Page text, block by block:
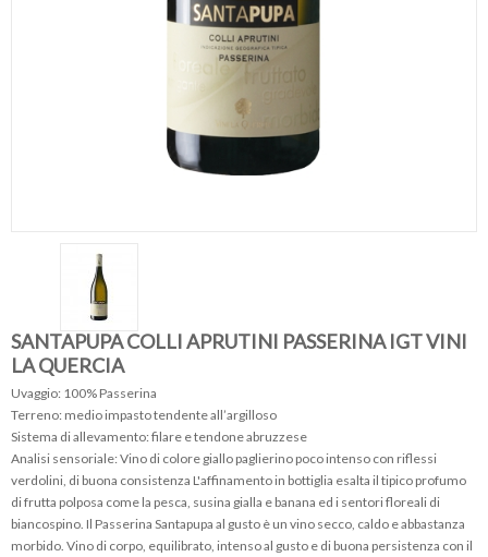
SANTAPUPA COLLI APRUTINI PASSERINA IGT VINI
LA QUERCIA
Uvaggio: 100% Passerina
Terreno: medio impasto tendente all’argilloso
Sistema di allevamento: filare e tendone abruzzese
Analisi sensoriale: Vino di colore giallo paglierino poco intenso con riflessi
verdolini, di buona consistenza L'affinamento in bottiglia esalta il tipico profumo
di frutta polposa come la pesca, susina gialla e banana ed i sentori floreali di
biancospino. Il Passerina Santapupa al gusto è un vino secco, caldo e abbastanza
morbido. Vino di corpo, equilibrato, intenso al gusto e di buona persistenza con il